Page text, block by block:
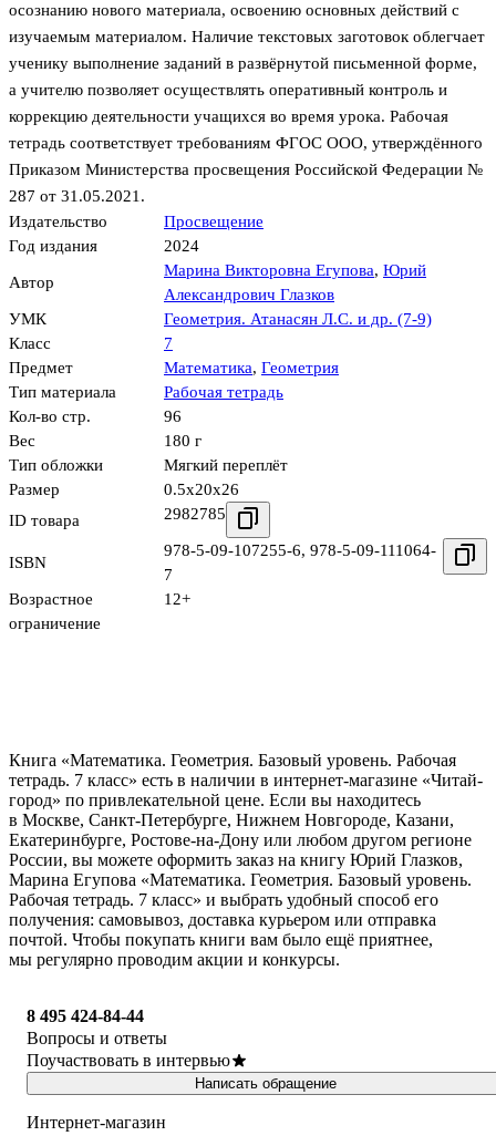
осознанию нового материала, освоению основных действий с
изучаемым материалом. Наличие текстовых заготовок облегчает
ученику выполнение заданий в развёрнутой письменной форме,
а учителю позволяет осуществлять оперативный контроль и
коррекцию деятельности учащихся во время урока. Рабочая
тетрадь соответствует требованиям ФГОС ООО, утверждённого
Приказом Министерства просвещения Российской Федерации №
287 от 31.05.2021.
Издательство
Просвещение
Год издания
2024
Автор
Марина Викторовна Егупова, Юрий
Александрович Глазков
УМК
Геометрия. Атанасян Л.С. и др. (7-9)
Класс
7
Предмет
Математика, Геометрия
Тип материала
Рабочая тетрадь
Кол-во стр.
96
Вес
180 г
Тип обложки
Мягкий переплёт
Размер
0.5x20x26
ID товара
2982785
ISBN
978-5-09-107255-6, 978-5-09-111064-
7
Возрастное
ограничение
12+
Книга «Математика. Геометрия. Базовый уровень. Рабочая
тетрадь. 7 класс» есть в наличии в интернет-магазине «Читай-
город» по привлекательной цене. Если вы находитесь
в Москве, Санкт-Петербурге, Нижнем Новгороде, Казани,
Екатеринбурге, Ростове-на-Дону или любом другом регионе
России, вы можете оформить заказ на книгу Юрий Глазков,
Марина Егупова «Математика. Геометрия. Базовый уровень.
Рабочая тетрадь. 7 класс» и выбрать удобный способ его
получения: самовывоз, доставка курьером или отправка
почтой. Чтобы покупать книги вам было ещё приятнее,
мы регулярно проводим акции и конкурсы.
8 495 424-84-44
Вопросы и ответы
Поучаствовать в интервью
Написать обращение
Интернет-магазин